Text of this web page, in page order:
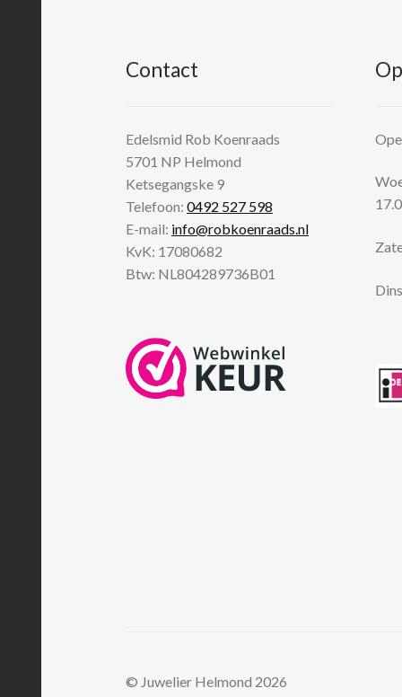
Contact
Edelsmid Rob Koenraads
5701 NP Helmond
Ketsegangske 9
Telefoon:0492 527 598
E-mail: info@robkoenraads.nl
KvK: 17080682
Btw: NL804289736B01
© Juwelier Helmond 2026